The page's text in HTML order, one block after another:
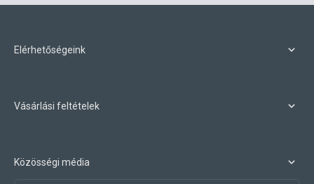
Elérhetőségeink
Vásárlási feltételek
Közösségi média